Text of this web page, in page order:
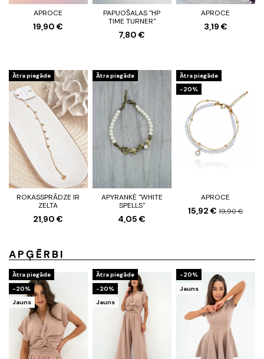
APROCE
19,90 €
PAPUOŠALAS "HP
TIME TURNER"
7,80 €
APROCE
3,19 €
Ātra piegāde
ROKASSPRĀDZE IR
ZELTA
21,90 €
Ātra piegāde
APYRANKĖ "WHITE
SPELLS"
4,05 €
Ātra piegāde
-20%
APROCE
15,92 €19,90 €
APĢĒRBI
Ātra piegāde
-20%
Jauns
Ātra piegāde
-20%
Jauns
-20%
Jauns